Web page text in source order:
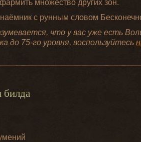
множество других зон.
с рунным словом
что у вас уже есть
до 75-го уровня, воспользуйтесь